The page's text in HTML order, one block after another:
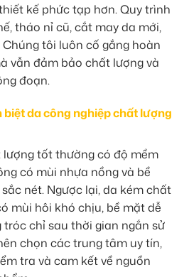
kế phức tạp hơn. Quy trình
tháo nỉ cũ, cắt may da mới,
tôi luôn cố gắng hoàn
vẫn đảm bảo chất lượng và
đoạn.
biệt da công nghiệp chất lượng
tốt thường có độ mềm
có mùi nhựa nồng và bề
nét. Ngược lại, da kém chất
mùi hôi khó chịu, bề mặt dễ
chỉ sau thời gian ngắn sử
chọn các trung tâm uy tín,
tra và cam kết về nguồn